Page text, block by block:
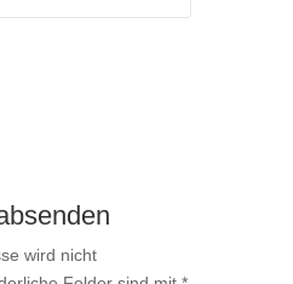
wird nicht